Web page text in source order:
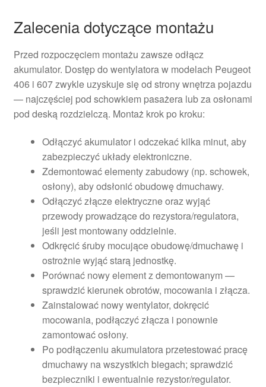
Zalecenia dotyczące montażu
Przed rozpoczęciem montażu zawsze odłącz
akumulator. Dostęp do wentylatora w modelach Peugeot
406 i 607 zwykle uzyskuje się od strony wnętrza pojazdu
— najczęściej pod schowkiem pasażera lub za osłonami
pod deską rozdzielczą. Montaż krok po kroku:
Odłączyć akumulator i odczekać kilka minut, aby
zabezpieczyć układy elektroniczne.
Zdemontować elementy zabudowy (np. schowek,
osłony), aby odsłonić obudowę dmuchawy.
Odłączyć złącze elektryczne oraz wyjąć
przewody prowadzące do rezystora/regulatora,
jeśli jest montowany oddzielnie.
Odkręcić śruby mocujące obudowę/dmuchawę i
ostrożnie wyjąć starą jednostkę.
Porównać nowy element z demontowanym —
sprawdzić kierunek obrotów, mocowania i złącza.
Zainstalować nowy wentylator, dokręcić
mocowania, podłączyć złącza i ponownie
zamontować osłony.
Po podłączeniu akumulatora przetestować pracę
dmuchawy na wszystkich biegach; sprawdzić
bezpieczniki i ewentualnie rezystor/regulator.